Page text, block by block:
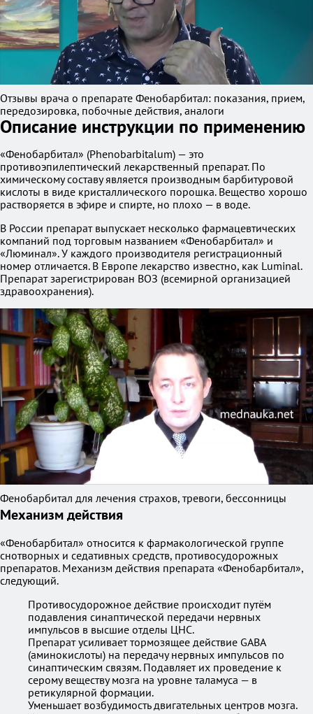
Отзывы врача о препарате Фенобарбитал: показания, прием,
передозировка, побочные действия, аналоги
Описание инструкции по применению
«Фенобарбитал» (Phenobarbitalum) — это
противоэпилептический лекарственный препарат. По
химическому составу является производным барбитуровой
кислоты в виде кристаллического порошка. Вещество хорошо
растворяется в эфире и спирте, но плохо — в воде.
В России препарат выпускает несколько фармацевтических
компаний под торговым названием «Фенобарбитал» и
«Люминал». У каждого производителя регистрационный
номер отличается. В Европе лекарство известно, как Luminal.
Препарат зарегистрирован ВОЗ (всемирной организацией
здравоохранения).
Фенобарбитал для лечения страхов, тревоги, бессонницы
Механизм действия
«Фенобарбитал» относится к фармакологической группе
снотворных и седативных средств, противосудорожных
препаратов. Механизм действия препарата «Фенобарбитал»,
следующий.
Противосудорожное действие происходит путём
подавления синаптической передачи нервных
импульсов в высшие отделы ЦНС.
Препарат усиливает тормозящее действие GABA
(аминокислоты) на передачу нервных импульсов по
синаптическим связям. Подавляет их проведение к
серому веществу мозга на уровне таламуса — в
ретикулярной формации.
Уменьшает возбудимость двигательных центров мозга.